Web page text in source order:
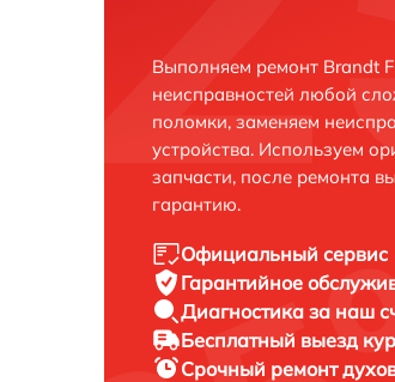
Выполняем ремонт Brandt
неисправностей любой
поломки, заменяем
устройства. Используем
запчасти, после ремонта
гарантию.
Официальный сервис
Гарантийное
Диагностика за наш
Бесплатный выезд
Срочный ремонт